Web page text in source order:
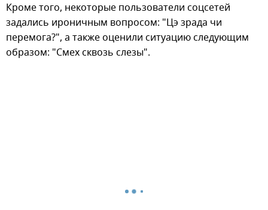
Кроме того, некоторые пользователи соцсетей
задались ироничным вопросом: "Цэ зрада чи
перемога?", а также оценили ситуацию следующим
образом: "Смех сквозь слезы".